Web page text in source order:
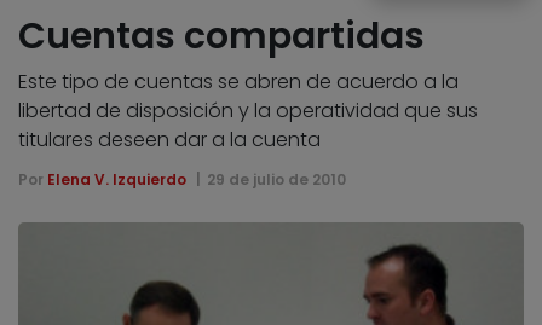
Cuentas compartidas
Este tipo de cuentas se abren de acuerdo a la
libertad de disposición y la operatividad que sus
titulares deseen dar a la cuenta
Por Elena V. Izquierdo 29 de julio de 2010